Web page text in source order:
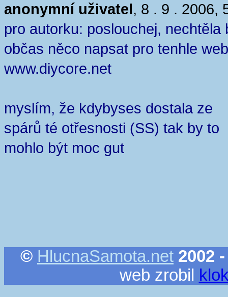
anonymní uživatel, 8 . 9 . 2006,
pro autorku: poslouchej, nechtěla
občas něco napsat pro tenhle
www.diycore.net
myslím, že kdybyses dostala ze
spárů té otřesnosti (SS) tak by to
mohlo být moc gut
© HlucnaSamota.net 2002
web zrobil